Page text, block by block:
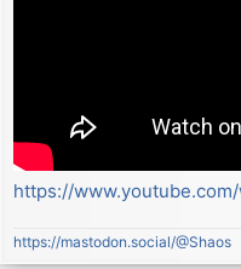
https://
https://mastodon.social/@Shaos